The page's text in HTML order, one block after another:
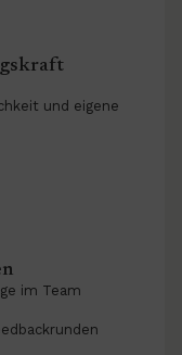
und eigene
im Team